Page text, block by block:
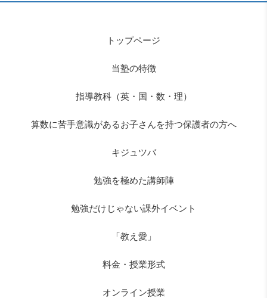
トップページ
当塾の特徴
指導教科（英・国・数・理）
算数に苦手意識があるお子さんを持つ保護者の方へ
キジュツバ
勉強を極めた講師陣
勉強だけじゃない課外イベント
「教え愛」
料金・授業形式
オンライン授業